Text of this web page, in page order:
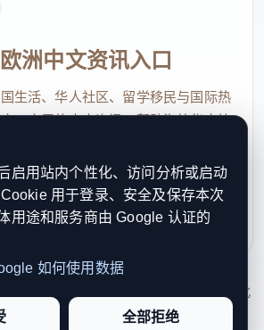
轻。据人民银行数据，5月份全国
权平均利率约为3.0%，比上年同期
于历史低位。温州方面，新发放企
降约27个基点，降幅略高于全国平
的下行得益于LPR定价机制的持续
区推广明示企业贷款综合融资成本
项实际融资费用，账目直观易懂，
担评估费、抵押登记费、保险费等
洲中文资讯入口
生活、华人社区、留学移民与国际热
、实用的中文资讯，帮助海外华人快
作：工作日优先处理站务、投稿与权
条. All Rights Reserved. 本网站持续优化
与用户权利说明，以提升品牌信任感和
启用站内个性化、访问分析或启动
用于登录、安全及保存本次
用途和服务商由 Google 认证的
如何使用数据
全部拒绝